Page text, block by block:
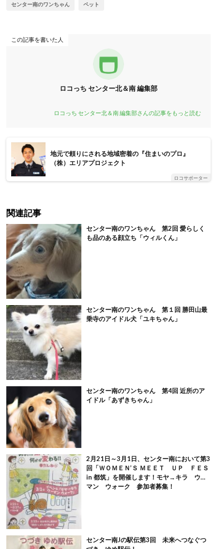
センター南のワンちゃん ペット
この記事を書いた人
ロコっち センター北＆南 編集部
ロコっち センター北＆南 編集部さんの記事をもっと読む
地元で頼りにされる地域密着の『住まいのプロ』
（株）エリアプロジェクト
ロコサポーター
関連記事
センター南のワンちゃん 第2回 愛らしく
も品のある顔立ち「ウィルくん」
センター南のワンちゃん 第１回 勝田山最
乗寺のアイドル犬「ユキちゃん」
センター南のワンちゃん 第4回 近所のア
イドル「あずきちゃん」
2月21日～3月1日、センター南において第3
回「ＷＯＭＥＮ’Ｓ ＭＥＥＴ ＵＰ ＦＥＳ
in 都筑」を開催します！モヤ→キラ ウー
マン ウォーク 参加者募集！
センター南Jの駅伝第3回 未来へつなぐつ